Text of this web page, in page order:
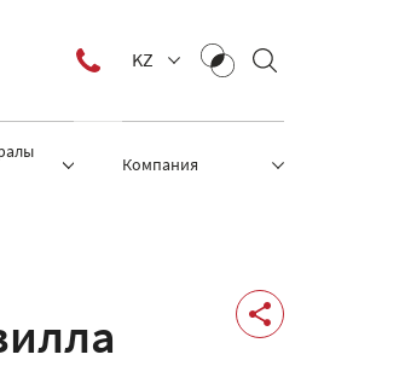
KZ
Компания